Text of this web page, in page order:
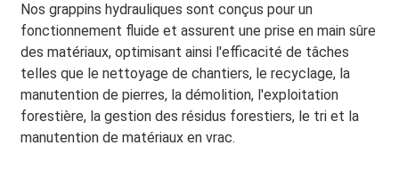
Nos grappins hydrauliques sont conçus pour un
fonctionnement fluide et assurent une prise en main sûre
des matériaux, optimisant ainsi l'efficacité de tâches
telles que le nettoyage de chantiers, le recyclage, la
manutention de pierres, la démolition, l'exploitation
forestière, la gestion des résidus forestiers, le tri et la
manutention de matériaux en vrac.